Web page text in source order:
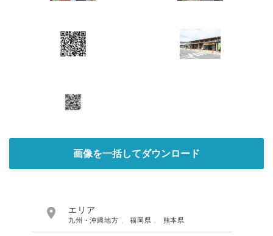
画像を一括してダウンロード
 エリア
九州・沖縄地方 、福岡県 熊本県